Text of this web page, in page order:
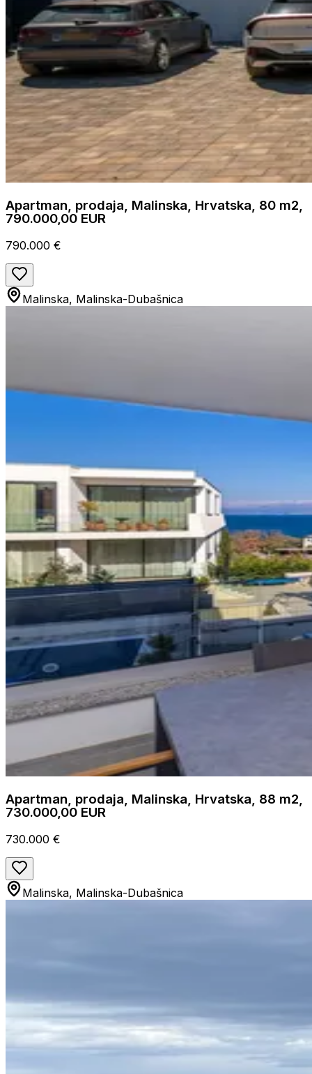
Apartman, prodaja, Malinska, Hrvatska, 80 m2,
790.000,00 EUR
790.000 €
Malinska, Malinska-Dubašnica
Apartman, prodaja, Malinska, Hrvatska, 88 m2,
730.000,00 EUR
730.000 €
Malinska, Malinska-Dubašnica